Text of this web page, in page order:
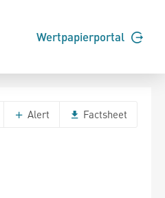
Wertpapierportal
Alert Factsheet